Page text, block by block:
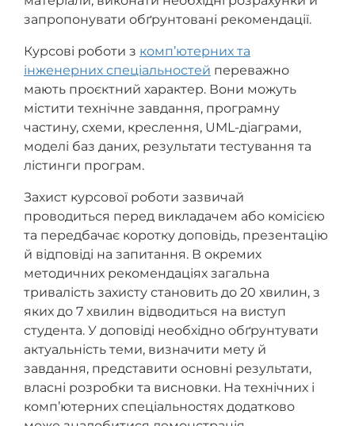
запропонувати обґрунтовані рекомендації.
Курсові роботи з комп’ютерних та
інженерних спеціальностей переважно
мають проєктний характер. Вони можуть
містити технічне завдання, програмну
частину, схеми, креслення, UML-діаграми,
моделі баз даних, результати тестування та
лістинги програм.
Захист курсової роботи зазвичай
проводиться перед викладачем або комісією
та передбачає коротку доповідь, презентацію
й відповіді на запитання. В окремих
методичних рекомендаціях загальна
тривалість захисту становить до 20 хвилин, з
яких до 7 хвилин відводиться на виступ
студента. У доповіді необхідно обґрунтувати
актуальність теми, визначити мету й
завдання, представити основні результати,
власні розробки та висновки. На технічних і
комп’ютерних спеціальностях додатково